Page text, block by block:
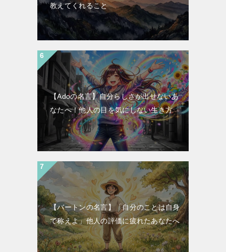
教えてくれること
【Adoの名言】自分らしさが出せないあ
なたへ！他人の目を気にしない生き方
【バートンの名言】「自分のことは自身
で称えよ」他人の評価に疲れたあなたへ